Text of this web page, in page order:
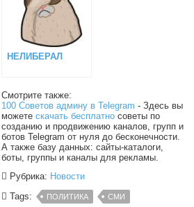
НЕЛИБЕРАЛ
Смотрите также:
100 Советов админу в Telegram - Здесь вы
можетескачать бесплатно советы по
созданию и продвижению каналов, групп и
ботов Telegram от нуля до бесконечности.
А также базу данных: сайты-каталоги,
боты, группы и каналы для рекламы.
Рубрика: Новости
Tags:
ПОЛИТИКА СМИ